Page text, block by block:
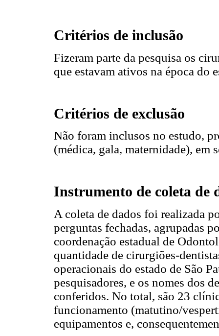
Critérios de inclusão
Fizeram parte da pesquisa os
que estavam ativos na época do
Critérios de exclusão
Não foram inclusos no estudo,
(médica, gala, maternidade), em
Instrumento de coleta de
A coleta de dados foi realizada
perguntas fechadas, agrupadas
coordenação estadual de
quantidade de cirurgiões-
operacionais do estado de São
pesquisadores, e os nomes dos
conferidos. No total, são 23
funcionamento (matutino/
equipamentos e,